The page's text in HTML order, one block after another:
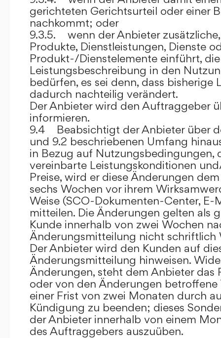
gerichteten Gerichtsurteil oder einer
nachkommt; oder
9.3.5. wenn der Anbieter
Produkte, Dienstleistungen, Dienste
Produkt-/Dienstelemente einführt,
Leistungsbeschreibung in den
bedürfen, es sei denn, dass bisherige
dadurch nachteilig verändert.
Der Anbieter wird den Auftraggeber
informieren.
9.4 Beabsichtigt der Anbieter über
und 9.2 beschriebenen Umfang
in Bezug auf Nutzungsbedingungen,
vereinbarte Leistungskonditionen
Preise, wird er diese Änderungen
sechs Wochen vor ihrem
Weise (SCO-Dokumenten-Center, E-
mitteilen. Die Änderungen gelten als
Kunde innerhalb von zwei Wochen
Änderungsmitteilung nicht schriftlich
Der Anbieter wird den Kunden auf
Änderungsmitteilung hinweisen.
Änderungen, steht dem Anbieter das
oder von den Änderungen betroffene
einer Frist von zwei Monaten durch
Kündigung zu beenden; dieses
der Anbieter innerhalb von einem
des Auftraggebers auszuüben.